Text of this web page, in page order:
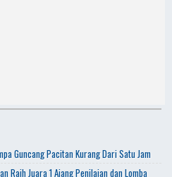
Guncang Pacitan Kurang Dari Satu Jam
Raih Juara 1 Ajang Penilaian dan Lomba